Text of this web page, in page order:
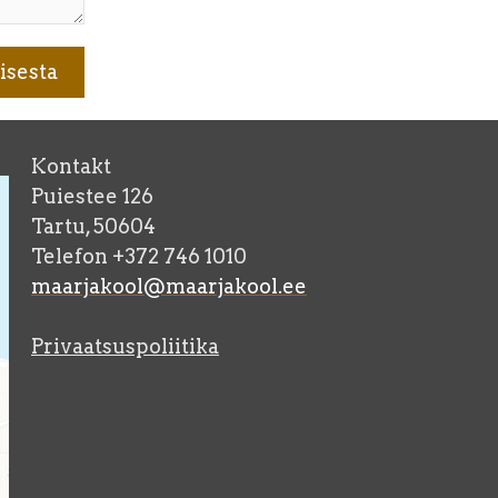
Kontakt
Puiestee 126
Tartu, 50604
Telefon +372 746 1010
maarjakool@maarjakool.ee
Privaatsuspoliitika